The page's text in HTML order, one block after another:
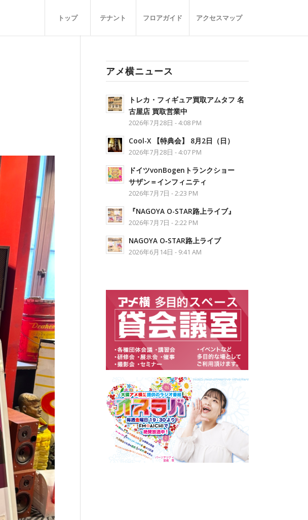
トップ テナント フロアガイド アクセスマップ
アメ横ニュース
トレカ・フィギュア買取アムタフ 名
古屋店 買取営業中
2026年7月28日 - 4:08 PM
Cool-X 【特典会】 8月2日（日）
2026年7月28日 - 4:07 PM
ドイツvonBogenトランクショー
サザン＝インフィニティ
2026年7月7日 - 2:23 PM
『NAGOYA O-STAR路上ライブ』
2026年7月7日 - 2:22 PM
NAGOYA O‐STAR路上ライブ
2026年6月14日 - 9:41 AM